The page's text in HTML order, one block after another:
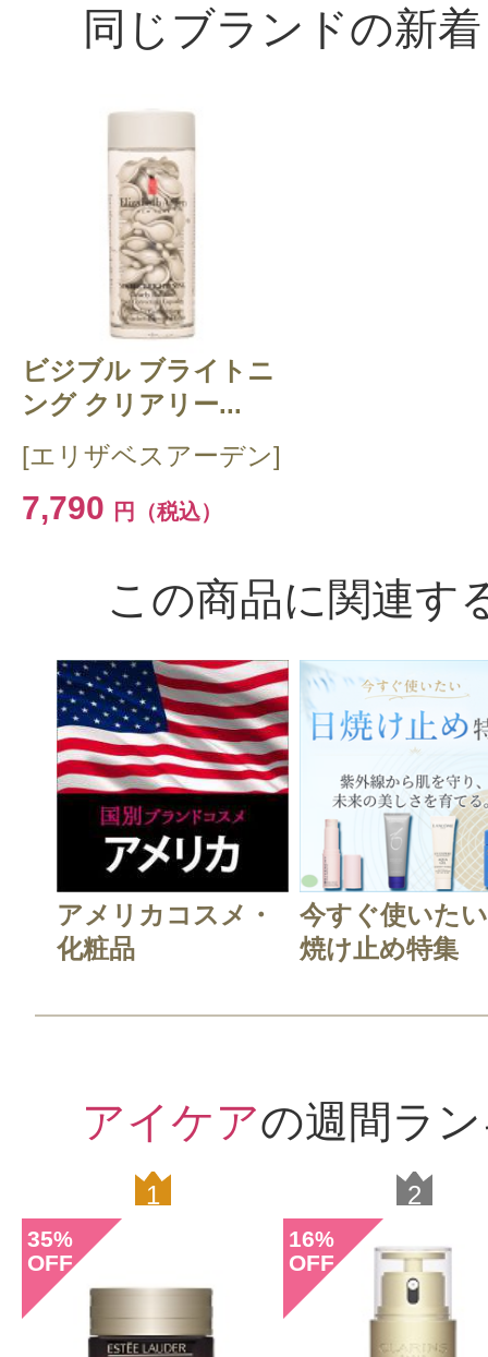
になり始めたので残っていたものを
朝のメイク前に付けると私はなんか
るので夜だけの使用です。
使い始めて3日後くらいから朝起き
かいいかも」と感じるようになりま
目元が明るくスッキリしているよう
もうしばらく使ってみます。
カプセルは小さくてちょっと開けづ
ニャンコ先生 様 ／50
セラマイドカプセルの美容液を20年
てみて良かったのでアイセラムも試
みました。
とても小さくて指でひねると１?２
ます。
液も粘度がなくサラサラしていてち
くい。
ちょっとしか入っていないので目の
翌朝の効果も特に何も変わらす。
ですが効果がわからず私には残念な
てしまいました。
同じブランドの新
ビジブル ブライトニ
ング クリアリー...
[エリザベスアーデン]
7,790 円（税込）
この商品に関連す
アメリカコスメ・
化粧品
今すぐ使いた
焼け止め特集
アイケアの週間ラ
1
35%
OFF
2
16%
OFF